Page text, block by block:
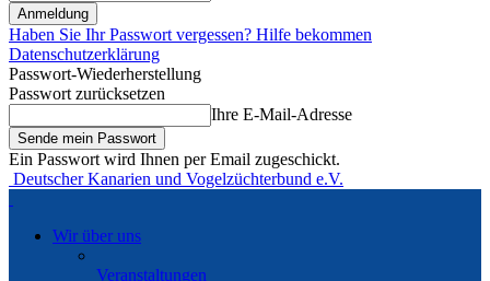
Haben Sie Ihr Passwort vergessen? Hilfe bekommen
Datenschutzerklärung
Passwort-Wiederherstellung
Passwort zurücksetzen
Ihre E-Mail-Adresse
Ein Passwort wird Ihnen per Email zugeschickt.
Deutscher Kanarien und Vogelzüchterbund e.V.
Wir über uns
Veranstaltungen